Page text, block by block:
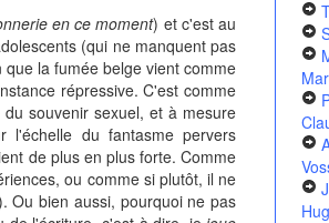
en ce moment) et c'est au
(qui ne manquent pas
la fumée belge vient comme
répressive. C'est comme
souvenir sexuel, et à mesure
l'échelle du fantasme pervers
de plus en plus forte. Comme
ou comme si plutôt, il ne
Ou bien aussi, pourquoi ne pas